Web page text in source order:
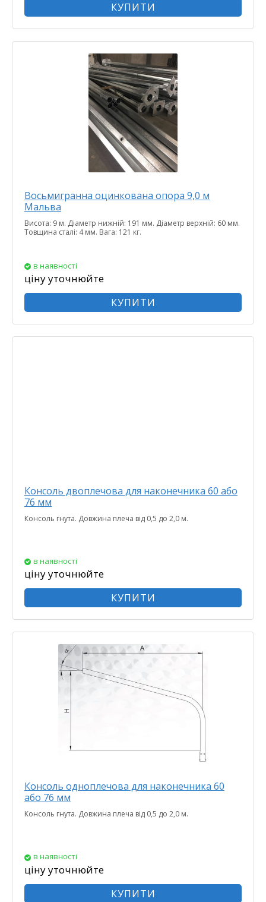
КУПИТИ
Восьмигранна оцинкована опора 9,0 м
Мальва
Висота: 9 м. Діаметр нижній: 191 мм. Діаметр верхній: 60 мм.
Товщина сталі: 4 мм. Вага: 121 кг.
в наявності
ціну уточнюйте
КУПИТИ
Консоль двоплечова для наконечника 60 або
76 мм
Консоль гнута. Довжина плеча від 0,5 до 2,0 м.
в наявності
ціну уточнюйте
КУПИТИ
Консоль одноплечова для наконечника 60
або 76 мм
Консоль гнута. Довжина плеча від 0,5 до 2,0 м.
в наявності
ціну уточнюйте
КУПИТИ